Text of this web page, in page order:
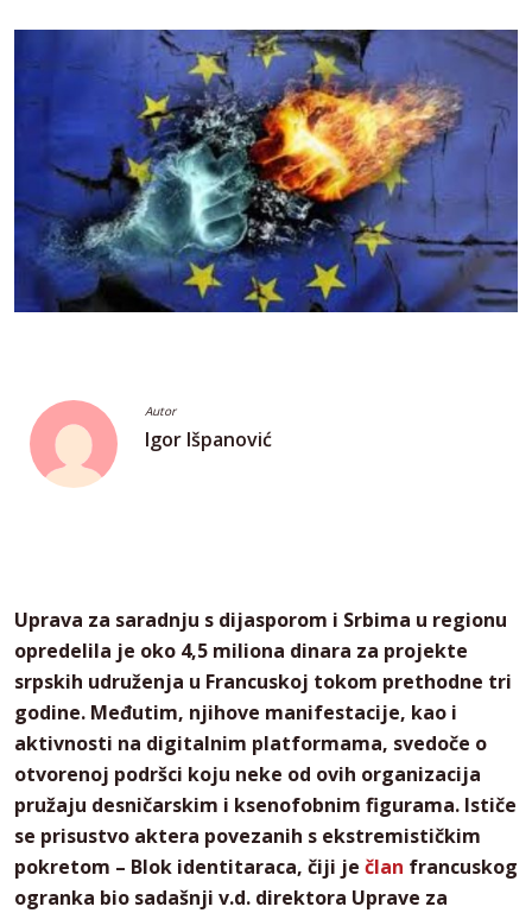
Autor
Igor Išpanović
Uprava za saradnju s dijasporom i Srbima u regionu
opredelila je oko 4,5 miliona dinara za projekte
srpskih udruženja u Francuskoj tokom prethodne tri
godine. Međutim, njihove manifestacije, kao i
aktivnosti na digitalnim platformama, svedoče o
otvorenoj podršci koju neke od ovih organizacija
pružaju desničarskim i ksenofobnim figurama. Ističe
se prisustvo aktera povezanih s ekstremističkim
pokretom – Blok identitaraca, čiji je član francuskog
ogranka bio sadašnji v.d. direktora Uprave za